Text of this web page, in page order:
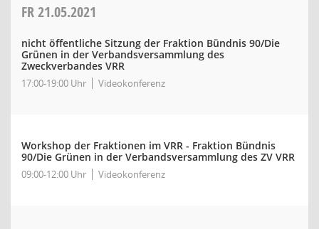
FR21.05.2021
nicht öffentliche Sitzung der Fraktion Bündnis 90/Die
Grünen in der Verbandsversammlung des
Zweckverbandes VRR
17:00-19:00 Uhr Videokonferenz
Workshop der Fraktionen im VRR - Fraktion Bündnis
90/Die Grünen in der Verbandsversammlung des ZV VRR
09:00-12:00 Uhr Videokonferenz